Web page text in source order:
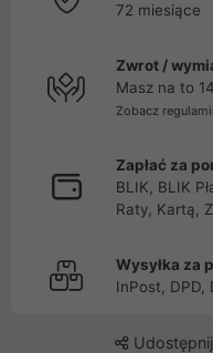
72 miesiące
Zwrot /
Masz na to
Zobacz
Zapłać za
BLIK, BLIK
Raty, Kartą,
Wysyłka za
InPost, DPD,
Udostępnij